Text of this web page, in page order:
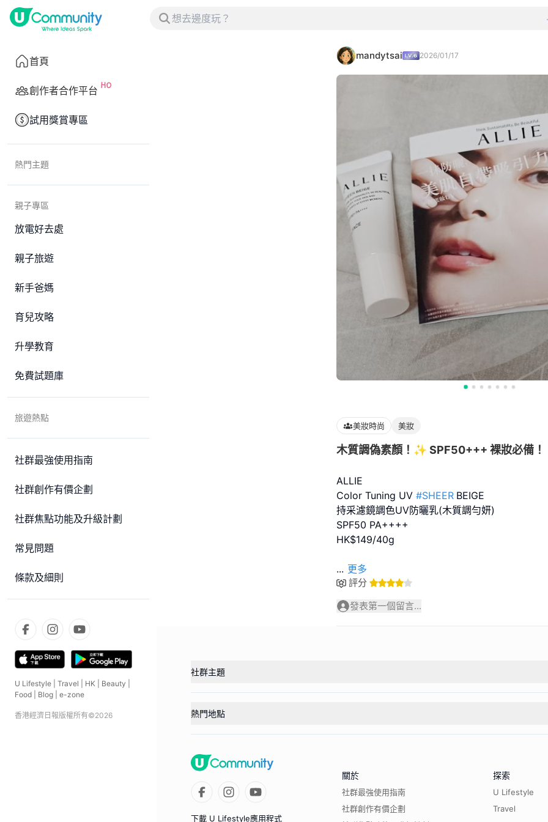
首頁
創作者合作平台
試用獎賞專區
熱門主題
親子專區
放電好去處
親子旅遊
新手爸媽
育兒攻略
升學教育
免費試題庫
旅遊熱點
社群最強使用指南
社群創作有價企劃
社群焦點功能及升級計劃
常見問題
條款及細則
U Lifestyle Travel HK Beauty
Food
Blog e-zone
香港經濟日報版權所有©2026
mandytsai 2026/01/17
美妝時尚 美妝
木質調偽素顏！✨ SPF50+++ 裸妝必備！
ALLIE
Color Tuning UV #SHEER BEIGE
持采濾鏡調色UV防曬乳(木質調勻妍)
SPF50 PA++++
HK$149/40g
... 更多
評分
發表第一個留言...
社群主題
熱門地點
下載 U Lifestyle應用程式
關於
社群最強使用指南
社群創作有價企劃
探索
U Lifestyle
Travel